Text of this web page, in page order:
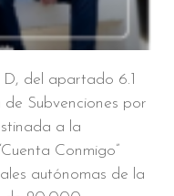
del apartado 6.1
Subvenciones por
a la
Conmigo”
autónomas de la